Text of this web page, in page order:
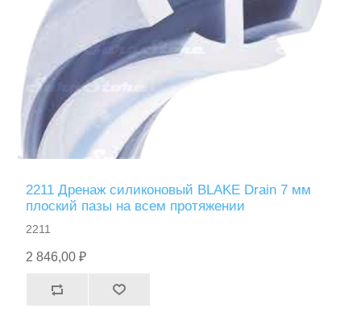
2211 Дренаж силиконовый BLAKE Drain 7 мм
плоский пазы на всем протяжении
2211
2 846,00 ₽